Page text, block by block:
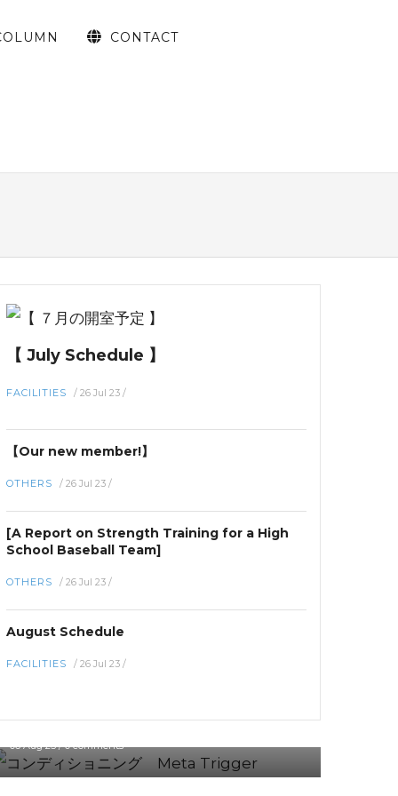
CONTACT
【 July Schedule 】
FACILITIES / 26 Jul 23 /
【Our new member!】
OTHERS / 26 Jul 23 /
[A Report on Strength Training for a High
School Baseball Team]
OTHERS / 26 Jul 23 /
August Schedule
FACILITIES / 26 Jul 23 /
セルフケア用品「Meta Trigger」のご紹介
06 Aug 25/0 comments
OTHERS
【This is a list of plans】